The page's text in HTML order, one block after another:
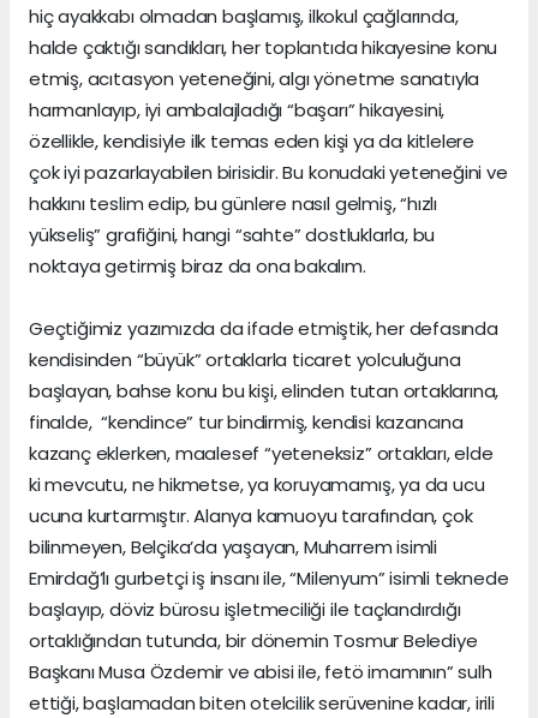
hiç ayakkabı olmadan başlamış, ilkokul çağlarında,
halde çaktığı sandıkları, her toplantıda hikayesine konu
etmiş, acıtasyon yeteneğini, algı yönetme sanatıyla
harmanlayıp, iyi ambalajladığı “başarı” hikayesini,
özellikle, kendisiyle ilk temas eden kişi ya da kitlelere
çok iyi pazarlayabilen birisidir. Bu konudaki yeteneğini ve
hakkını teslim edip, bu günlere nasıl gelmiş, “hızlı
yükseliş” grafiğini, hangi “sahte” dostluklarla, bu
noktaya getirmiş biraz da ona bakalım.
Geçtiğimiz yazımızda da ifade etmiştik, her defasında
kendisinden “büyük” ortaklarla ticaret yolculuğuna
başlayan, bahse konu bu kişi, elinden tutan ortaklarına,
finalde, “kendince” tur bindirmiş, kendisi kazancına
kazanç eklerken, maalesef “yeteneksiz” ortakları, elde
ki mevcutu, ne hikmetse, ya koruyamamış, ya da ucu
ucuna kurtarmıştır. Alanya kamuoyu tarafından, çok
bilinmeyen, Belçika’da yaşayan, Muharrem isimli
Emirdağ’lı gurbetçi iş insanı ile, “Milenyum” isimli teknede
başlayıp, döviz bürosu işletmeciliği ile taçlandırdığı
ortaklığından tutunda, bir dönemin Tosmur Belediye
Başkanı Musa Özdemir ve abisi ile, fetö imamının” sulh
ettiği, başlamadan biten otelcilik serüvenine kadar, irili